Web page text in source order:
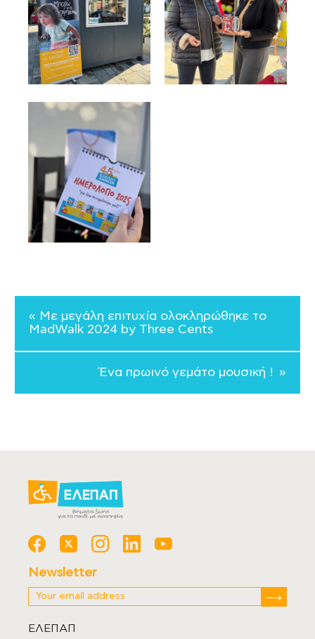
« Με μεγάλη επιτυχία ολοκληρώθηκε το
MadWalk 2024 by Τhree Cents
Ένα πρωινό γεμάτο μουσική ! »
Newsletter
ΕΛΕΠΑΠ